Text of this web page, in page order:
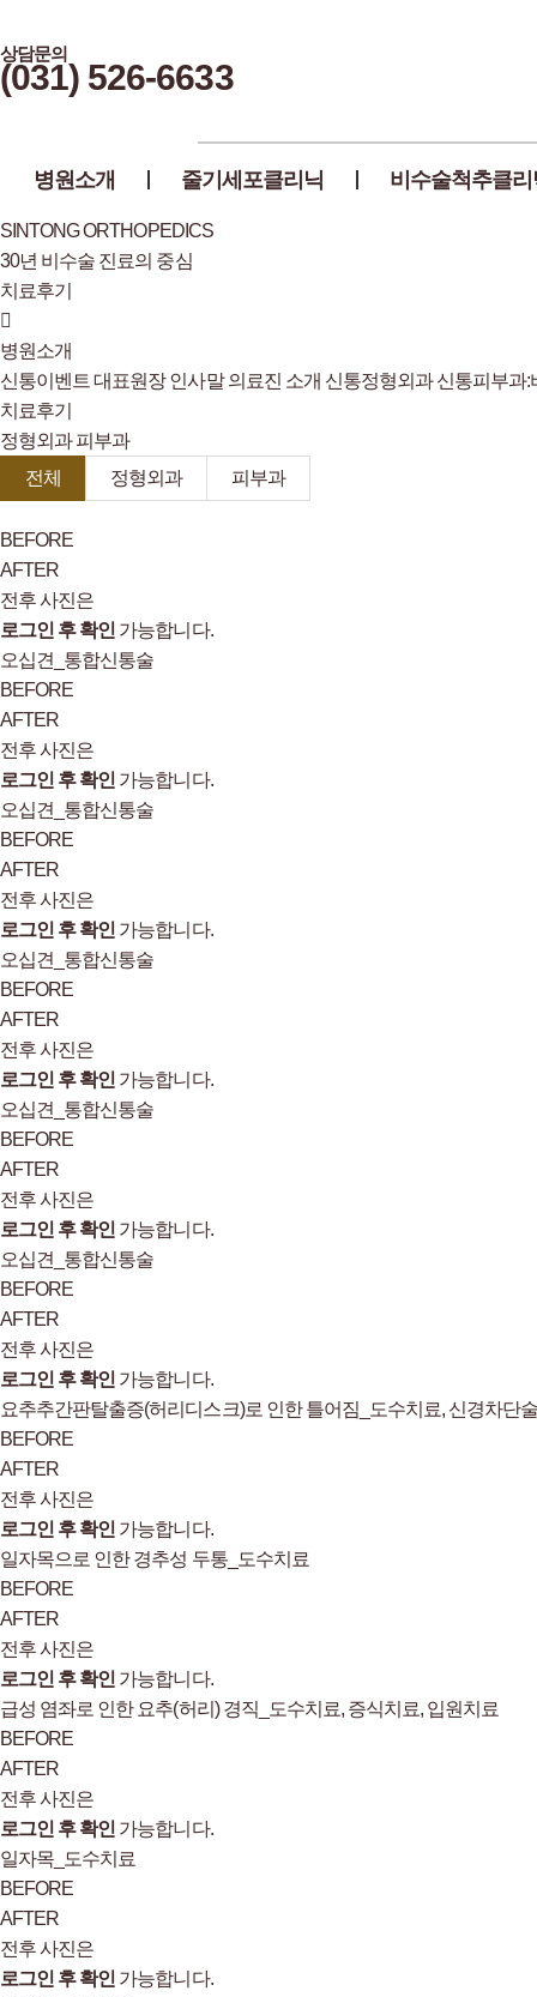
상담문의
(031) 526-6633
병원소개 줄기세포클리닉 비수술척추클리
SINTONG ORTHOPEDICS
30년 비수술 진료의 중심
치료후기
병원소개
신통이벤트 대표원장 인사말 의료진 소개 신통정형외과 신통피부과:
치료후기
정형외과 피부과
전체
정형외과 피부과
BEFORE
AFTER
전후 사진은
로그인 후 확인 가능합니다.
오십견_통합신통술
BEFORE
AFTER
전후 사진은
로그인 후 확인 가능합니다.
오십견_통합신통술
BEFORE
AFTER
전후 사진은
로그인 후 확인 가능합니다.
오십견_통합신통술
BEFORE
AFTER
전후 사진은
로그인 후 확인 가능합니다.
오십견_통합신통술
BEFORE
AFTER
전후 사진은
로그인 후 확인 가능합니다.
오십견_통합신통술
BEFORE
AFTER
전후 사진은
로그인 후 확인 가능합니다.
요추추간판탈출증(허리디스크)로 인한 틀어짐_도수치료, 신경차단
BEFORE
AFTER
전후 사진은
로그인 후 확인 가능합니다.
일자목으로 인한 경추성 두통_도수치료
BEFORE
AFTER
전후 사진은
로그인 후 확인 가능합니다.
급성 염좌로 인한 요추(허리) 경직_도수치료, 증식치료, 입원치료
BEFORE
AFTER
전후 사진은
로그인 후 확인 가능합니다.
일자목_도수치료
BEFORE
AFTER
전후 사진은
로그인 후 확인 가능합니다.